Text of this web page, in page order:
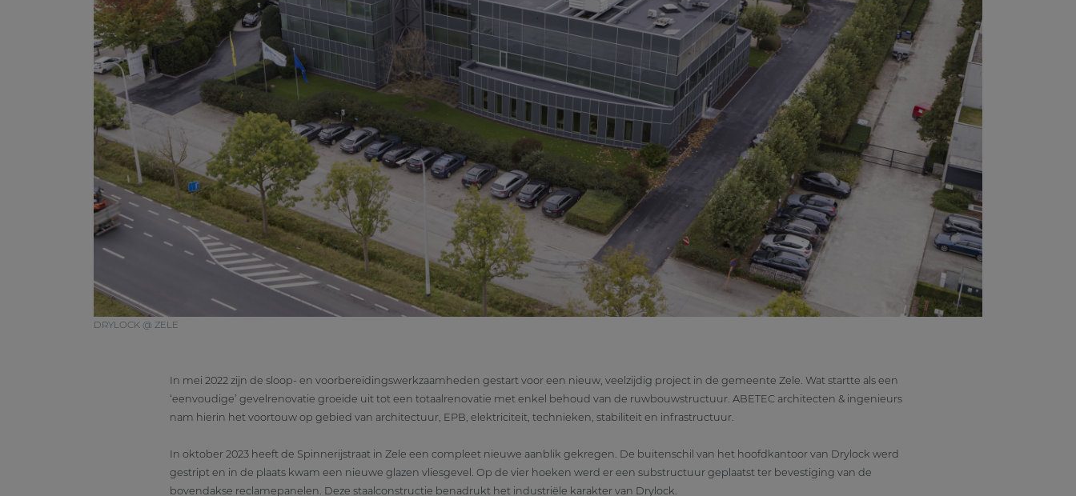
DRYLOCK @ ZELE
In mei 2022 zijn de sloop- en voorbereidingswerkzaamheden gestart voor een nieuw, veelzijdig project in de gemeente Zele. Wat startte als een
‘eenvoudige’ gevelrenovatie groeide uit tot een totaalrenovatie met enkel behoud van de ruwbouwstructuur. ABETEC architecten & ingenieurs
nam hierin het voortouw op gebied van architectuur, EPB, elektriciteit, technieken, stabiliteit en infrastructuur.
In oktober 2023 heeft de Spinnerijstraat in Zele een compleet nieuwe aanblik gekregen. De buitenschil van het hoofdkantoor van Drylock werd
gestript en in de plaats kwam een nieuwe glazen vliesgevel. Op de vier hoeken werd er een substructuur geplaatst ter bevestiging van de
bovendakse reclamepanelen. Deze staalconstructie benadrukt het industriële karakter van Drylock.